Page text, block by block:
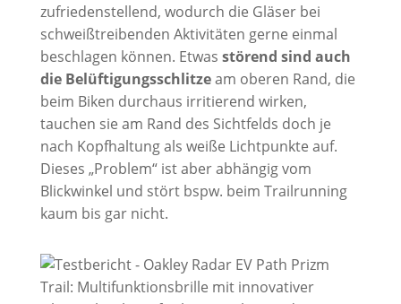
zufriedenstellend, wodurch die Gläser bei
schweißtreibenden Aktivitäten gerne einmal
beschlagen können. Etwas störend sind auch
die Belüftigungsschlitzeam oberen Rand, die
beim Biken durchaus irritierend wirken,
tauchen sie am Rand des Sichtfelds doch je
nach Kopfhaltung als weiße Lichtpunkte auf.
Dieses „Problem“ ist aber abhängig vom
Blickwinkel und stört bspw. beim Trailrunning
kaum bis gar nicht.